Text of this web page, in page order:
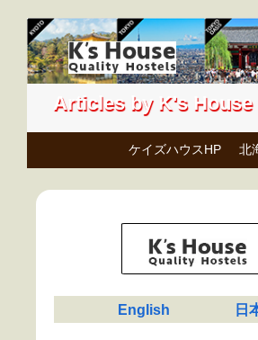
Articles by K's
ケイズハウスHP 北
English 日